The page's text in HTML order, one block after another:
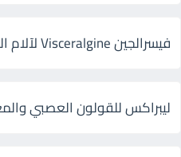
فيسرالجين Visceralgine لآلام الجهاز الهضمى
ليبراكس للقولون العصبي